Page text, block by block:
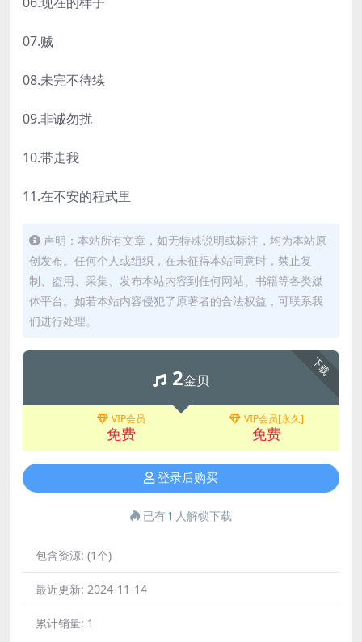
07.贼
08.未完不待续
09.非诚勿扰
10.带走我
11.在不安的程式里
声明：本站所有文章，如无特殊说明或标注，均为本站原
创发布。任何个人或组织，在未征得本站同意时，禁止复
制、盗用、采集、发布本站内容到任何网站、书籍等各类媒
体平台。如若本站内容侵犯了原著者的合法权益，可联系我
们进行处理。
下载
2金贝
VIP会员
免费
VIP会员[永久]
免费
登录后购买
已有1 人解锁下载
包含资源: (1个)
最近更新: 2024-11-14
累计销量: 1